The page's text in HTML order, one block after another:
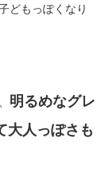
どもっぽくなり
明るめなグレ
大人っぽさも